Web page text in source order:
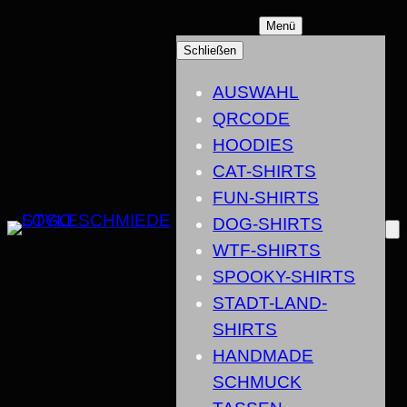
Menü
Schließen
AUSWAHL
QRCODE
HOODIES
CAT-SHIRTS
FUN-SHIRTS
DOG-SHIRTS
WTF-SHIRTS
SPOOKY-SHIRTS
STADT-LAND-
SHIRTS
HANDMADE
SCHMUCK